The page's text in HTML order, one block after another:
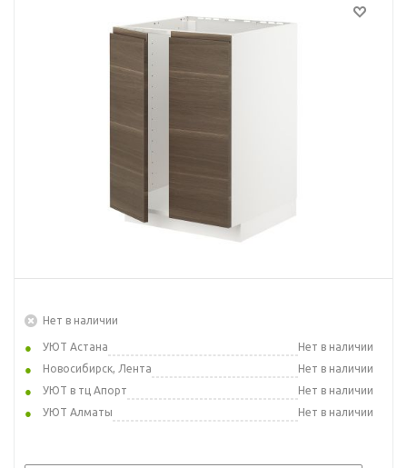
Нет в наличии
УЮТ Астана
Нет в наличии
Новосибирск, Лента
Нет в наличии
УЮТ в тц Апорт
Нет в наличии
УЮТ Алматы
Нет в наличии